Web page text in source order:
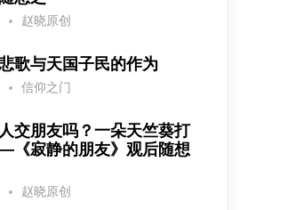
赵晓原创
歌与天国子民的作为
信仰之门
交朋友吗？一朵天竺葵打
寂静的朋友》观后随想
赵晓原创